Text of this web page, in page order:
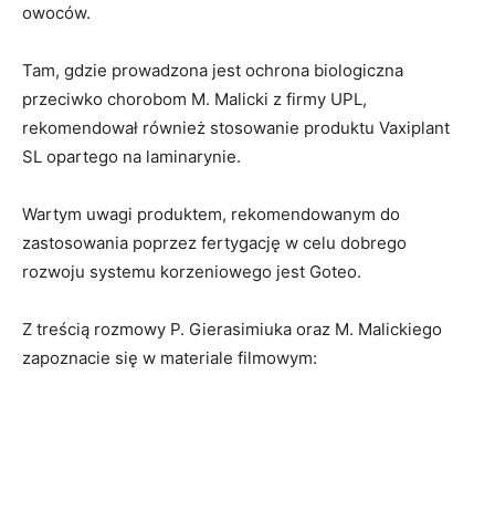
owoców.
Tam, gdzie prowadzona jest ochrona biologiczna
przeciwko chorobom M. Malicki z firmy UPL,
rekomendował również stosowanie produktu Vaxiplant
SL opartego na laminarynie.
Wartym uwagi produktem, rekomendowanym do
zastosowania poprzez fertygację w celu dobrego
rozwoju systemu korzeniowego jest Goteo.
Z treścią rozmowy P. Gierasimiuka oraz M. Malickiego
zapoznacie się w materiale filmowym: